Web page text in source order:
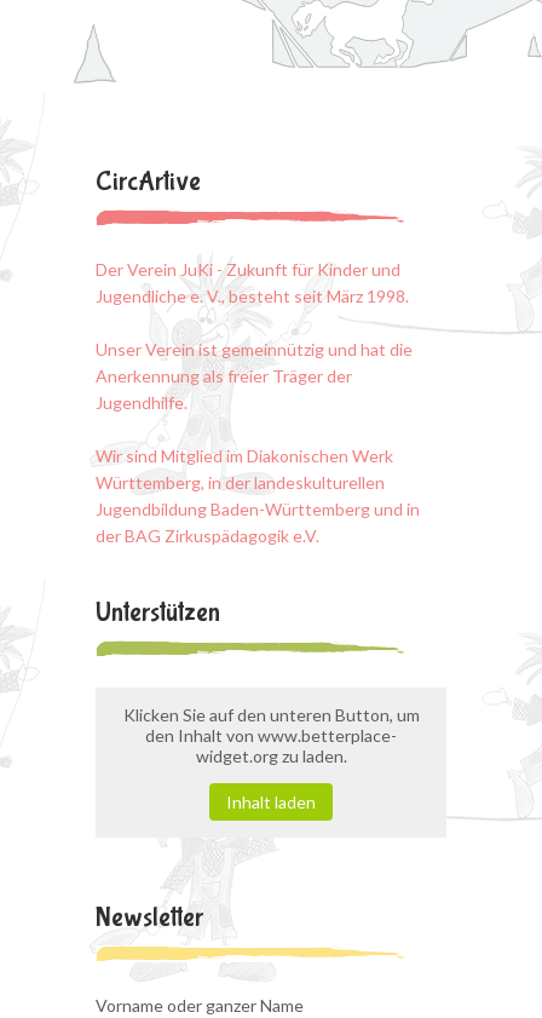
CircArtive
Der Verein JuKi - Zukunft für Kinder und
Jugendliche e. V., besteht seit März 1998.
Unser Verein ist gemeinnützig und hat die
Anerkennung als freier Träger der
Jugendhilfe.
Wir sind Mitglied im Diakonischen Werk
Württemberg, in der landeskulturellen
Jugendbildung Baden-Württemberg und in
der BAG Zirkuspädagogik e.V.
Unterstützen
Klicken Sie auf den unteren Button, um
den Inhalt von www.betterplace-
widget.org zu laden.
Inhalt laden
Newsletter
Vorname oder ganzer Name